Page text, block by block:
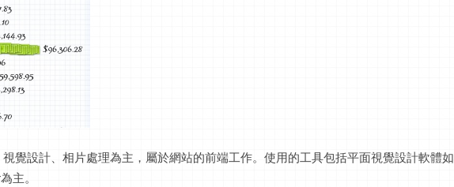
覺設計、相片處理為主，屬於網站的前端工作。使用的工具包括平面視覺設計軟體如
主。